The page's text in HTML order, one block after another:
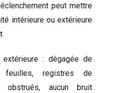
peut mettre
intérieure ou extérieure
extérieure : dégagée de
registres de
obstrués, aucun bruit